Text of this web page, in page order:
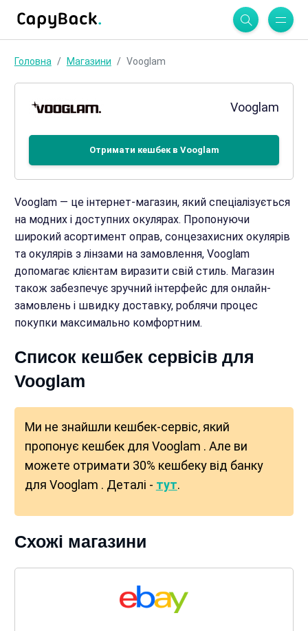
Головна Магазини Vooglam
Vooglam
Отримати кешбек в Vooglam
Vooglam — це інтернет-магазин, який спеціалізується
на модних і доступних окулярах. Пропонуючи
широкий асортимент оправ, сонцезахисних окулярів
та окулярів з лінзами на замовлення, Vooglam
допомагає клієнтам виразити свій стиль. Магазин
також забезпечує зручний інтерфейс для онлайн-
замовлень і швидку доставку, роблячи процес
покупки максимально комфортним.
Список кешбек сервісів для
Vooglam
Ми не знайшли кешбек-сервіс, який
пропонує кешбек для Vooglam . Але ви
можете отримати 30% кешбеку від банку
для Vooglam . Деталі - тут.
Схожі магазини